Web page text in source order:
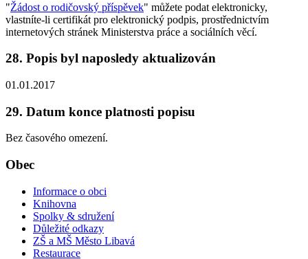
"Žádost o rodičovský příspěvek" můžete podat elektronicky,
vlastníte-li certifikát pro elektronický podpis, prostřednictvím
internetových stránek Ministerstva práce a sociálních věcí.
28. Popis byl naposledy aktualizován
01.01.2017
29. Datum konce platnosti popisu
Bez časového omezení.
Obec
Informace o obci
Knihovna
Spolky & sdružení
Důležité odkazy
ZŠ a MŠ Město Libavá
Restaurace